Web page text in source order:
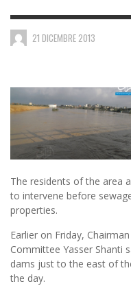
21 DICEMBRE 2013
The residents of the area
to intervene before
properties.
Earlier on Friday,
Committee Yasser Shanti
dams just to the east of
the day.